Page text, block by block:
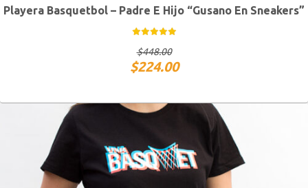
Chico Mediano Grande Extra Grande
Playera Basquetbol – Padre E Hijo “Gusano En Sneakers”
$448.00
$224.00